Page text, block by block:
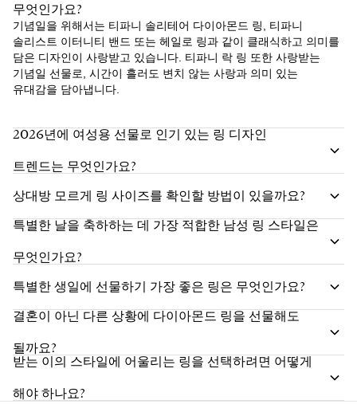
무엇인가요?
기념일을 위해서는 티파니 솔리테어 다이아몬드 링, 티파니
솔리스트 이터니티 밴드 또는 헤일로 링과 같이 클래식하고 의미를
담은 디자인이 사랑받고 있습니다. 티파니 락 링 또한 사랑받는
기념일 선물로, 시간이 흘러도 변치 않는 사랑과 의미 있는
유대감을 담아냅니다.
2026년에 여성용 선물로 인기 있는 링 디자인
트렌드는 무엇인가요?
상대방 모르게 링 사이즈를 확인할 방법이 있을까요?
특별한 날을 축하하는 데 가장 적합한 남성 링 스타일은
무엇인가요?
특별한 생일에 선물하기 가장 좋은 링은 무엇인가요?
결혼이 아닌 다른 상황에 다이아몬드 링을 선물해도
될까요?
받는 이의 스타일에 어울리는 링을 선택하려면 어떻게
해야 하나요?